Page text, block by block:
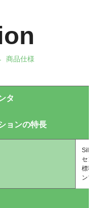
商品仕様
タ
ョンの特長
セン
標準
ンブ